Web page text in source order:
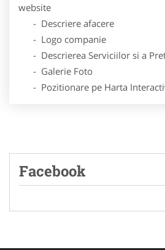
website
- Descriere afacere
- Logo companie
- Descrierea Serviciilor si a
- Galerie Foto
- Pozitionare pe Harta
Facebook